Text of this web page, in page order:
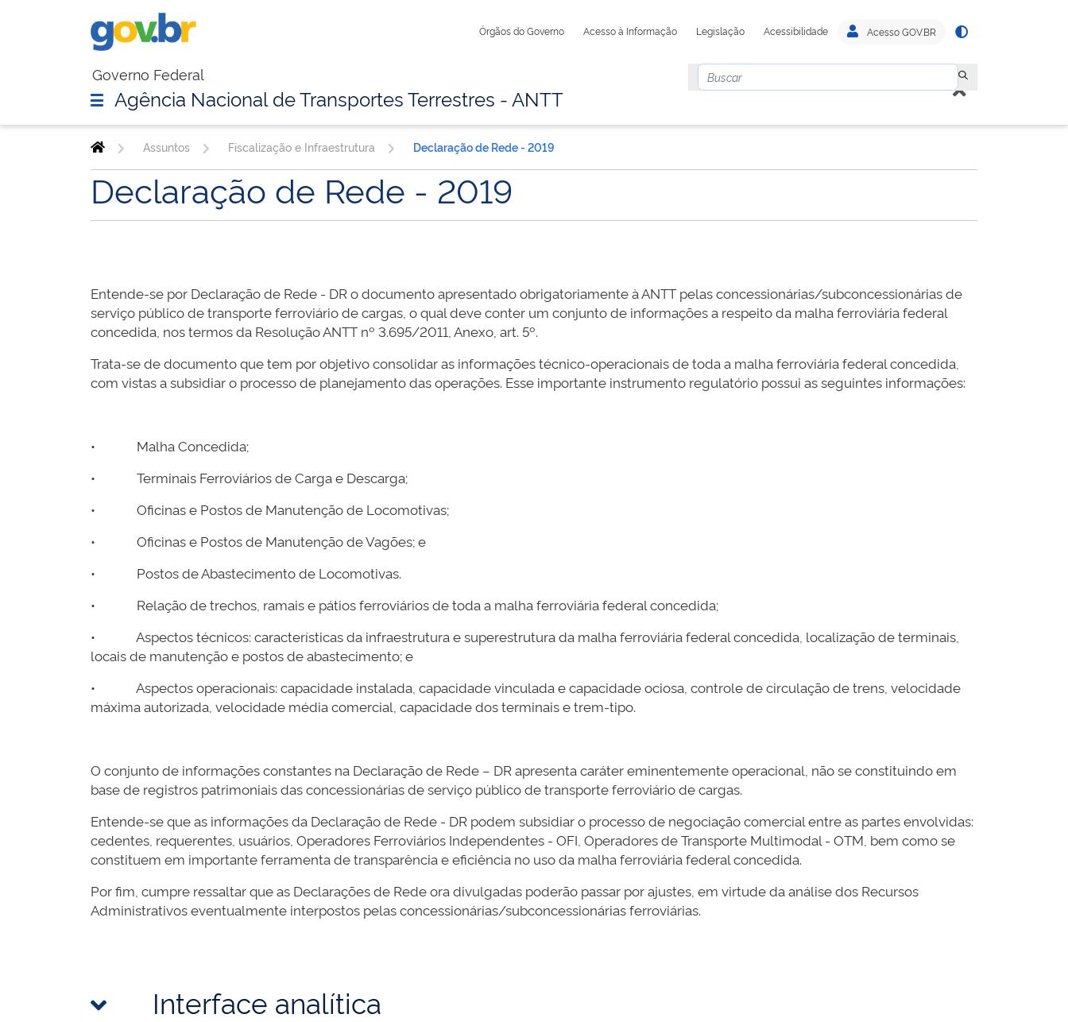
Órgãos do Governo Acesso à Informação Legislação Acessibilidade Acesso GOV.BR
Governo Federal
Agência Nacional de Transportes Terrestres - ANTT
Assuntos Fiscalização e Infraestrutura Declaração de Rede - 2019
Declaração de Rede - 2019
Entende-se por Declaração de Rede - DR o documento apresentado obrigatoriamente à ANTT pelas concessionárias/subconcessionárias de
serviço público de transporte ferroviário de cargas, o qual deve conter um conjunto de informações a respeito da malha ferroviária federal
concedida, nos termos da Resolução ANTT nº 3.695/2011, Anexo, art. 5º.
Trata-se de documento que tem por objetivo consolidar as informações técnico-operacionais de toda a malha ferroviária federal concedida,
com vistas a subsidiar o processo de planejamento das operações. Esse importante instrumento regulatório possui as seguintes informações:
• Malha Concedida;
• Terminais Ferroviários de Carga e Descarga;
• Oficinas e Postos de Manutenção de Locomotivas;
• Oficinas e Postos de Manutenção de Vagões; e
• Postos de Abastecimento de Locomotivas.
• Relação de trechos, ramais e pátios ferroviários de toda a malha ferroviária federal concedida;
• Aspectos técnicos: características da infraestrutura e superestrutura da malha ferroviária federal concedida, localização de terminais,
locais de manutenção e postos de abastecimento; e
• Aspectos operacionais: capacidade instalada, capacidade vinculada e capacidade ociosa, controle de circulação de trens, velocidade
máxima autorizada, velocidade média comercial, capacidade dos terminais e trem-tipo.
O conjunto de informações constantes na Declaração de Rede – DR apresenta caráter eminentemente operacional, não se constituindo em
base de registros patrimoniais das concessionárias de serviço público de transporte ferroviário de cargas.
Entende-se que as informações da Declaração de Rede - DR podem subsidiar o processo de negociação comercial entre as partes envolvidas:
cedentes, requerentes, usuários, Operadores Ferroviários Independentes - OFI, Operadores de Transporte Multimodal - OTM, bem como se
constituem em importante ferramenta de transparência e eficiência no uso da malha ferroviária federal concedida.
Por fim, cumpre ressaltar que as Declarações de Rede ora divulgadas poderão passar por ajustes, em virtude da análise dos Recursos
Administrativos eventualmente interpostos pelas concessionárias/subconcessionárias ferroviárias.
Interface analítica